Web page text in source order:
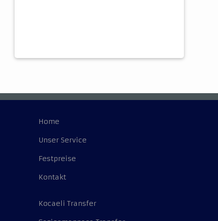
Home
Unser Service
Festpreise
Kontakt
Kocaeli Transfer